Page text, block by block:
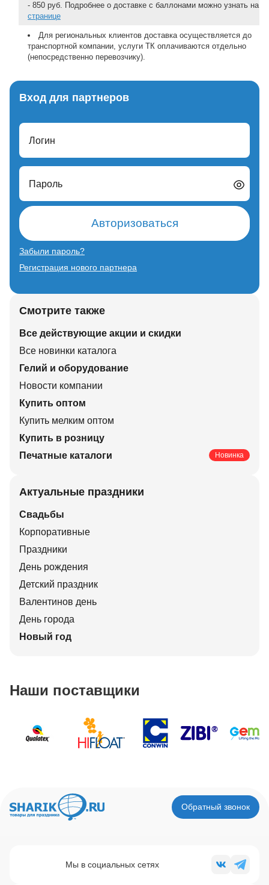
- 850 руб. Подробнее о доставке с баллонами можно узнать на
странице
Для региональных клиентов доставка осуществляется до
транспортной компании, услуги ТК оплачиваются отдельно
(непосредственно перевозчику).
Вход для партнеров
Логин
Пароль
Авторизоваться
Забыли пароль?
Регистрация нового партнера
Смотрите также
Все действующие акции и скидки
Все новинки каталога
Гелий и оборудование
Новости компании
Купить оптом
Купить мелким оптом
Купить в розницу
Печатные каталоги
Новинка
Актуальные праздники
Свадьбы
Корпоративные
Праздники
День рождения
Детский праздник
Валентинов день
День города
Новый год
Наши поставщики
Обратный звонок
Мы в социальных сетях